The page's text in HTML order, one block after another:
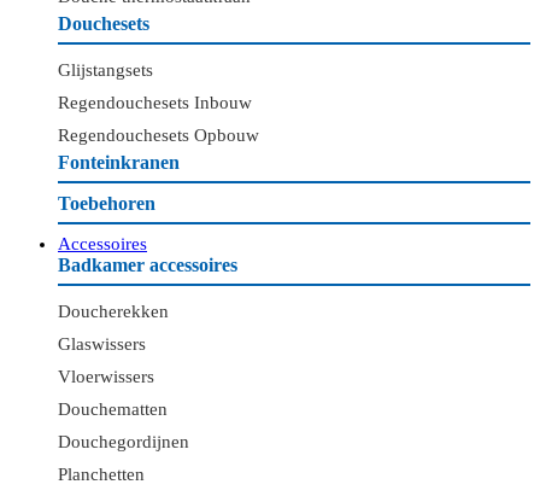
Douchesets
Glijstangsets
Regendouchesets Inbouw
Regendouchesets Opbouw
Fonteinkranen
Toebehoren
Accessoires
Badkamer accessoires
Doucherekken
Glaswissers
Vloerwissers
Douchematten
Douchegordijnen
Planchetten